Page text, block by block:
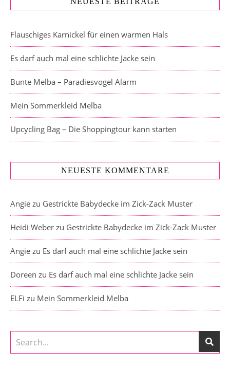
Flauschiges Karnickel für einen warmen Hals
Es darf auch mal eine schlichte Jacke sein
Bunte Melba – Paradiesvogel Alarm
Mein Sommerkleid Melba
Upcycling Bag – Die Shoppingtour kann starten
NEUESTE KOMMENTARE
Angie zu Gestrickte Babydecke im Zick-Zack Muster
Heidi Weber zu Gestrickte Babydecke im Zick-Zack Muster
Angie zu Es darf auch mal eine schlichte Jacke sein
Doreen zu Es darf auch mal eine schlichte Jacke sein
ELFi zu Mein Sommerkleid Melba